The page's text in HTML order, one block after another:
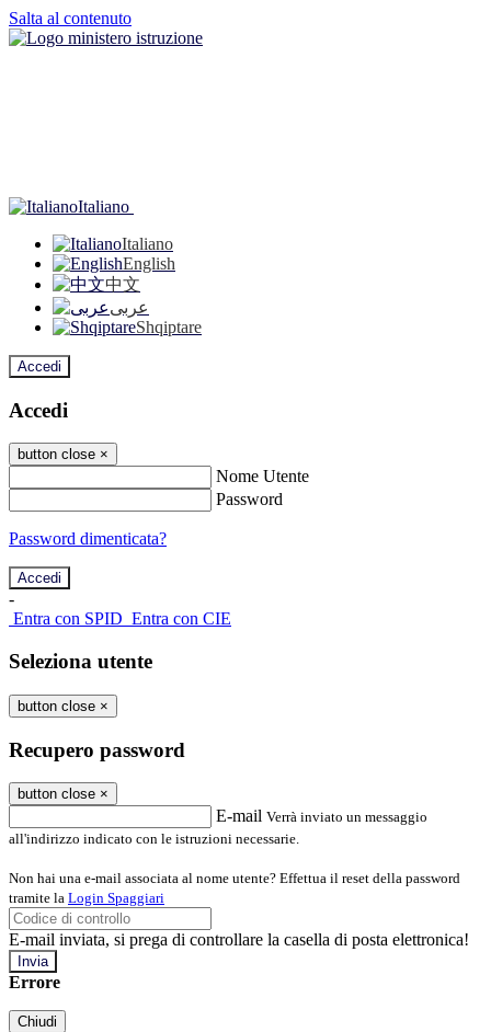
Salta al contenuto
Italiano
Italiano
English
中文
عربى
Shqiptare
Accedi
Accedi
button close ×
Nome Utente
Password
Password dimenticata?
-
Entra con SPID Entra con CIE
Seleziona utente
button close ×
Recupero password
button close ×
E-mail Verrà inviato un messaggio
all'indirizzo indicato con le istruzioni necessarie.
Non hai una e-mail associata al nome utente? Effettua il reset della password
tramite la Login Spaggiari
E-mail inviata, si prega di controllare la casella di posta elettronica!
Errore
Chiudi